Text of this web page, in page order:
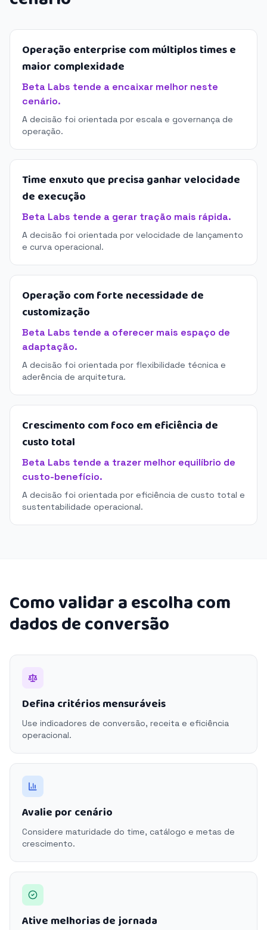
Operação enterprise com múltiplos times e
maior complexidade
Beta Labs tende a encaixar melhor neste
cenário.
A decisão foi orientada por escala e governança de
operação.
Time enxuto que precisa ganhar velocidade
de execução
Beta Labs tende a gerar tração mais rápida.
A decisão foi orientada por velocidade de lançamento
e curva operacional.
Operação com forte necessidade de
customização
Beta Labs tende a oferecer mais espaço de
adaptação.
A decisão foi orientada por flexibilidade técnica e
aderência de arquitetura.
Crescimento com foco em eficiência de
custo total
Beta Labs tende a trazer melhor equilíbrio de
custo-benefício.
A decisão foi orientada por eficiência de custo total e
sustentabilidade operacional.
Como validar a escolha com
dados de conversão
Defina critérios mensuráveis
Use indicadores de conversão, receita e eficiência
operacional.
Avalie por cenário
Considere maturidade do time, catálogo e metas de
crescimento.
Ative melhorias de jornada